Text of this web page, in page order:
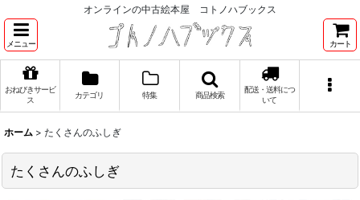
オンラインの中古絵本屋 コトノハブックス
メニュー カート
おねびきサービ
ス
カテゴリ 特集 商品検索
配送・送料につ
いて
ホーム > たくさんのふしぎ
たくさんのふしぎ